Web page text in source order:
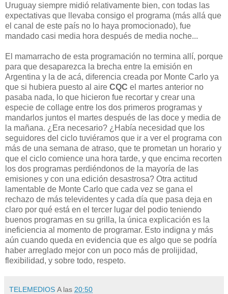
Uruguay siempre midió relativamente bien, con todas las
expectativas que llevaba consigo el programa (más allá que
el canal de este país no lo haya promocionado), fue
mandado casi media hora después de media noche...
El mamarracho de esta programación no termina allí, porque
para que desaparezca la brecha entre la emisión en
Argentina y la de acá, diferencia creada por Monte Carlo ya
que si hubiera puesto al aire CQC el martes anterior no
pasaba nada, lo que hicieron fue recortar y crear una
especie de collage entre los dos primeros programas y
mandarlos juntos el martes después de las doce y media de
la mañana. ¿Era necesario? ¿Había necesidad que los
seguidores del ciclo tuviéramos que ir a ver el programa con
más de una semana de atraso, que te prometan un horario y
que el ciclo comience una hora tarde, y que encima recorten
los dos programas perdiéndonos de la mayoría de las
emisiones y con una edición desastrosa? Otra actitud
lamentable de Monte Carlo que cada vez se gana el
rechazo de más televidentes y cada día que pasa deja en
claro por qué está en el tercer lugar del podio teniendo
buenos programas en su grilla, la única explicación es la
ineficiencia al momento de programar. Esto indigna y más
aún cuando queda en evidencia que es algo que se podría
haber arreglado mejor con un poco más de prolijidad,
flexibilidad, y sobre todo, respeto.
TELEMEDIOS A las 20:50